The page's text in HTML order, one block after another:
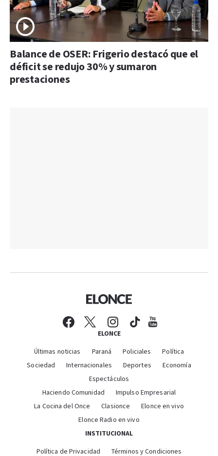
Balance de OSER: Frigerio destacó que el
déficit se redujo 30% y sumaron
prestaciones
ELONCE
Últimas noticias Paraná Policiales
Política
Sociedad
Internacionales Deportes
Economía
Espectáculos
Haciendo Comunidad
Impulso Empresarial
La Cocina del Once
Clasionce
Elonce en vivo
Elonce Radio en vivo
INSTITUCIONAL
Política de Privacidad Términos y Condiciones